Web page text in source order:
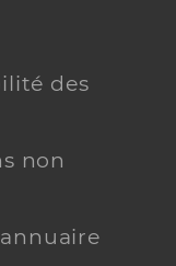
des
non